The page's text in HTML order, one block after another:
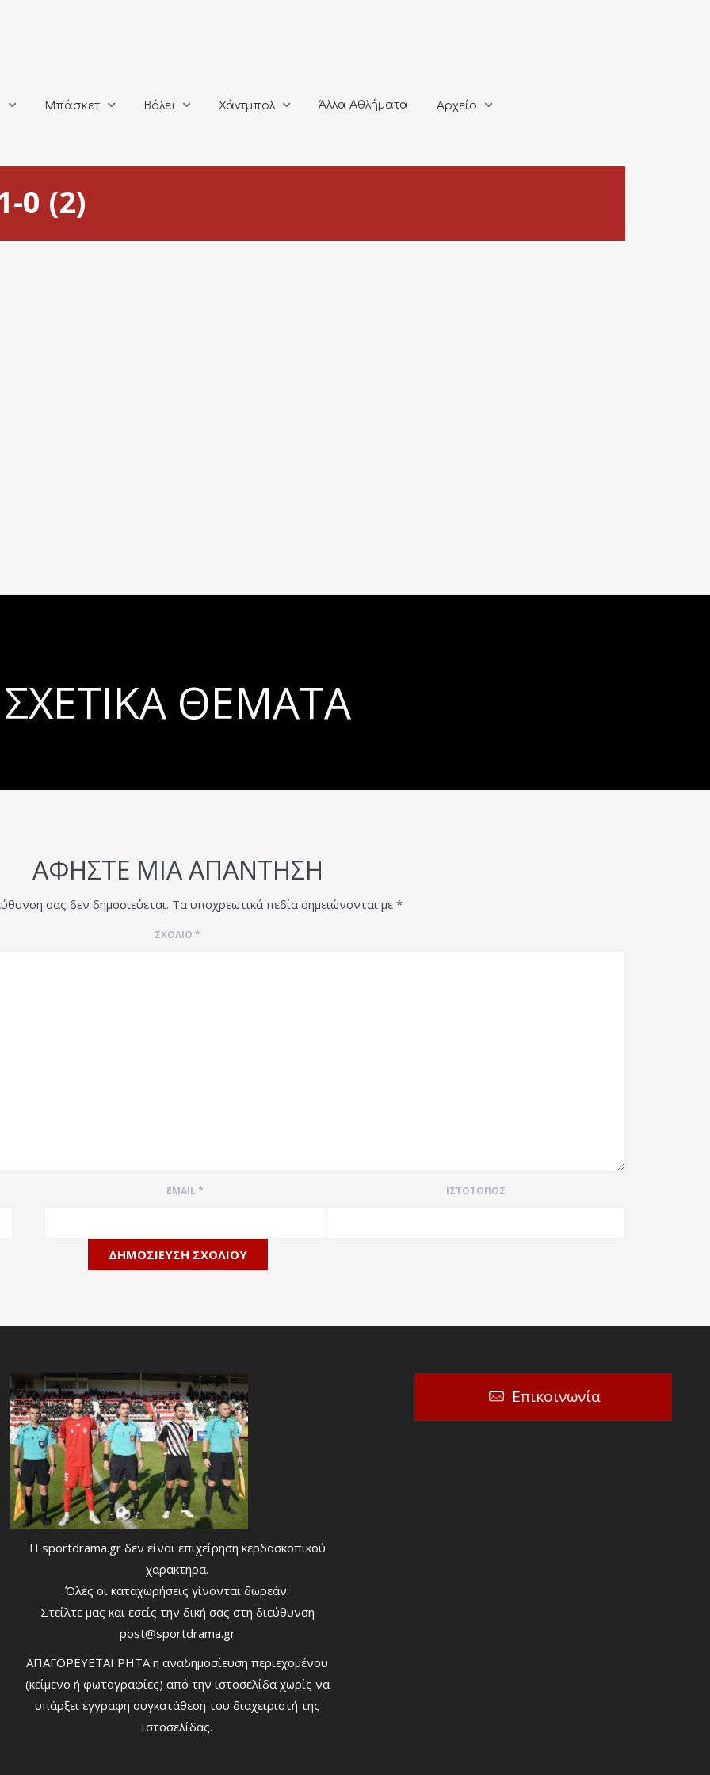
Μπάσκετ Βόλεϊ Χάντμπολ Άλλα Αθλήματα Αρχείο
0 (2)
ΣΧΕΤΙΚΆ ΘΈΜΑΤΑ
ΑΦΉΣΤΕ ΜΙΑ ΑΠΆΝΤΗΣΗ
σας δεν δημοσιεύεται. Τα υποχρεωτικά πεδία σημειώνονται με *
ΣΧΌΛΙΟ *
EMAIL* ΙΣΤΌΤΟΠΟΣ
Η sportdrama.gr δεν είναι επιχείρηση κερδοσκοπικού
χαρακτήρα.
Όλες οι καταχωρήσεις γίνονται δωρεάν.
Στείλτε μας και εσείς την δική σας στη διεύθυνση
post@sportdrama.gr
ΑΠΑΓΟΡΕΥΕΤΑΙ ΡΗΤΑ η αναδημοσίευση περιεχομένου
(κείμενο ή φωτογραφίες) από την ιστοσελίδα χωρίς να
υπάρξει έγγραφη συγκατάθεση του διαχειριστή της
ιστοσελίδας.
Επικοινωνία